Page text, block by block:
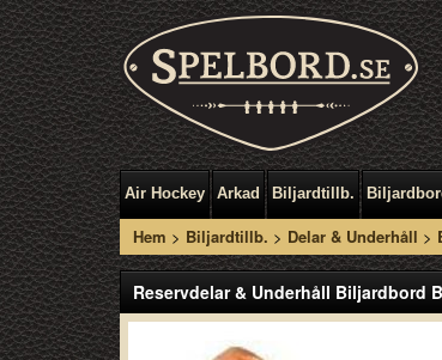
Air Hockey Arkad Biljardtillb.
Hem > Biljardtillb. > Delar & Underhåll >
Reservdelar & Underhåll Biljardbord